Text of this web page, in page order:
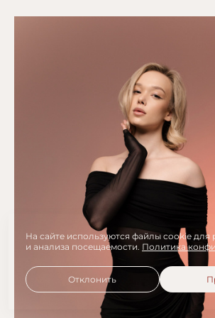
На сайте используются файлы cookie для
и анализа посещаемости. Политика
Отклонить